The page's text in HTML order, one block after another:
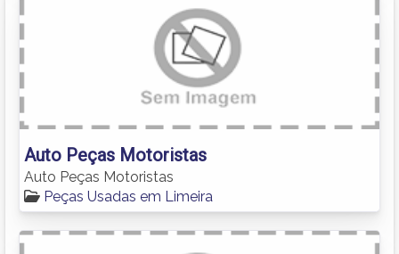
Auto Peças Motoristas
Auto Peças Motoristas
Peças Usadas em Limeira